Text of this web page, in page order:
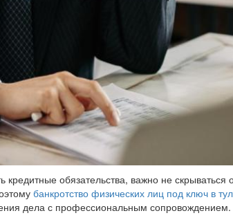
обязательства, важно не скрываться
банкротство физических лиц под ключ в
дела с профессиональным сопровождением.